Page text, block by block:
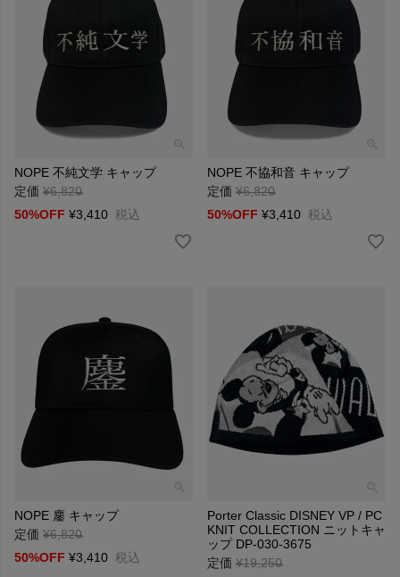
NOPE 不純文学 キャップ
定価 ¥6,820
→
50%OFF ¥3,410 税込
NOPE 不協和音 キャップ
定価 ¥6,820
→
50%OFF ¥3,410 税込
NOPE 鏖 キャップ
定価 ¥6,820
→
50%OFF ¥3,410 税込
Porter Classic DISNEY VP / PC
KNIT COLLECTION ニットキャ
ップ DP-030-3675
定価 ¥19,250
→